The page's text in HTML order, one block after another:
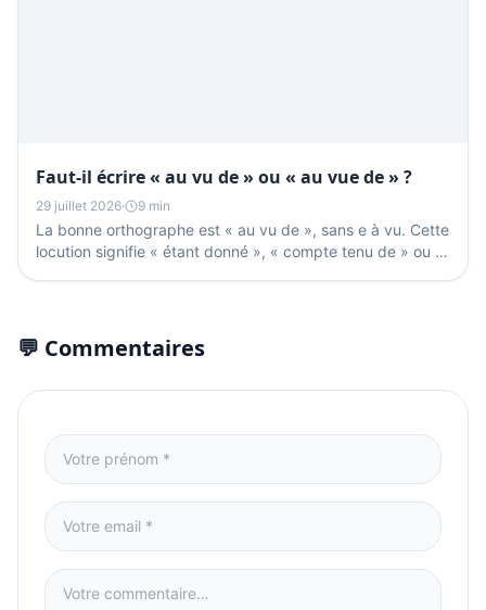
Faut-il écrire « au vu de » ou « au vue de » ?
29 juillet 2026· 9 min
La bonne orthographe est « au vu de », sans e à vu. Cette
locution signifie « étant donné », « compte tenu de » ou «
💬 Commentaires